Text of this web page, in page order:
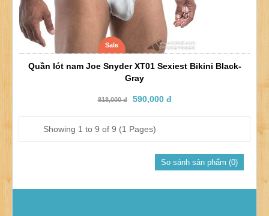
Sale
Quần lót nam Joe Snyder XT01 Sexiest Bikini Black-
Gray
818,000 đ 590,000 đ
Showing 1 to 9 of 9 (1 Pages)
So sánh sản phẩm (0)